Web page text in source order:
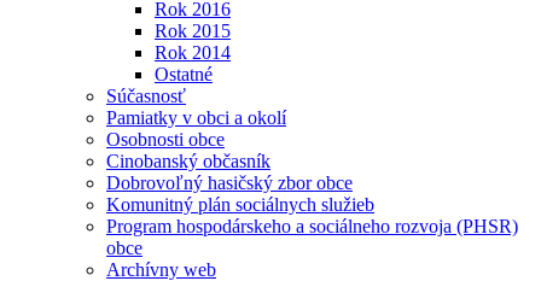
Rok 2016
Rok 2015
Rok 2014
Ostatné
Súčasnosť
Pamiatky v obci a okolí
Osobnosti obce
Cinobanský občasník
Dobrovoľný hasičský zbor obce
Komunitný plán sociálnych služieb
Program hospodárskeho a sociálneho rozvoja (PHSR)
obce
Archívny web